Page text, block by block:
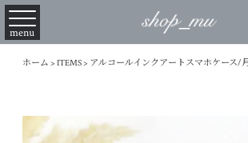
menu
ホーム > ITEMS> アルコールインクアートスマホケース/